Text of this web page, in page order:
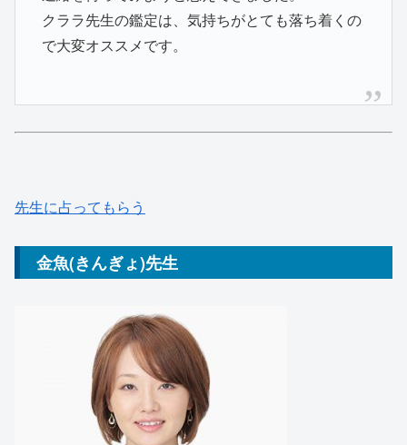
クララ先生の鑑定は、気持ちがとても落ち着くの
で大変オススメです。
先生に占ってもらう
金魚(きんぎょ)先生